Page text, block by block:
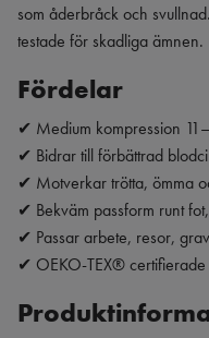
som åderbråck och
testade för skadliga ämnen.
Fördelar
✔ Medium kompression
✔ Bidrar till förbättrad
✔ Motverkar trötta, ömma
✔ Bekväm passform runt
✔ Passar arbete, resor,
✔ OEKO-TEX® certifierade